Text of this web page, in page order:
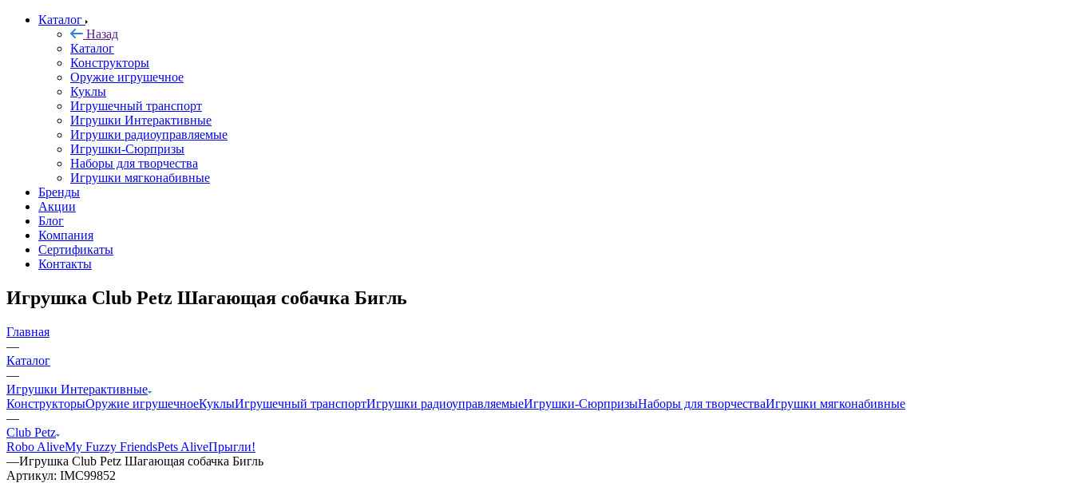
Каталог
Назад
Каталог
Конструкторы
Оружие игрушечное
Куклы
Игрушечный транспорт
Игрушки Интерактивные
Игрушки радиоуправляемые
Игрушки-Сюрпризы
Наборы для творчества
Игрушки мягконабивные
Бренды
Акции
Блог
Компания
Сертификаты
Контакты
Игрушка Club Petz Шагающая собачка Бигль
Главная
—
Каталог
—
Игрушки Интерактивные
КонструкторыОружие игрушечноеКуклыИгрушечный транспортИгрушки радиоуправляемыеИгрушки-СюрпризыНаборы для творчестваИгрушки мягконабивные
—
Club Petz
Robo AliveMy Fuzzy FriendsPets AliveПрыгли!
—Игрушка Club Petz Шагающая собачка Бигль
Артикул: IMC99852